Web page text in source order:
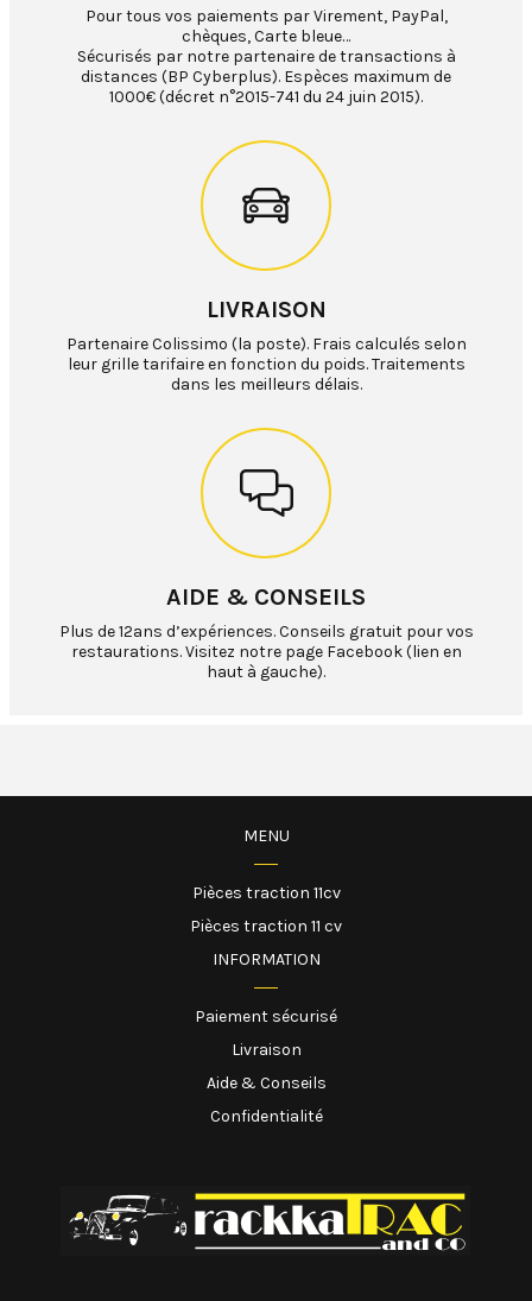
Pour tous vos paiements par Virement, PayPal,
chèques, Carte bleue…
Sécurisés par notre partenaire de transactions à
distances (BP Cyberplus). Espèces maximum de
1000€ (décret n°2015-741 du 24 juin 2015).
LIVRAISON
Partenaire Colissimo (la poste). Frais calculés selon
leur grille tarifaire en fonction du poids. Traitements
dans les meilleurs délais.
AIDE & CONSEILS
Plus de 12ans d’expériences. Conseils gratuit pour vos
restaurations. Visitez notre page Facebook (lien en
haut à gauche).
MENU
Pièces traction 11cv
Pièces traction 11 cv
INFORMATION
Paiement sécurisé
Livraison
Aide & Conseils
Confidentialité